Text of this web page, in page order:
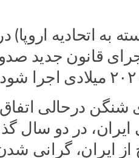
به اتحادیه
قانون جدید
شنگن درحالی اتفاق
ایران، در دو سال
ایران، گرانی شدن